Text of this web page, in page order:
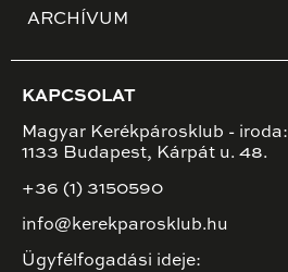
ARCHÍVUM
KAPCSOLAT
Magyar Kerékpárosklub - iroda:
1133 Budapest, Kárpát u. 48.
+36 (1) 3150590
info@kerekparosklub.hu
Ügyfélfogadási ideje: